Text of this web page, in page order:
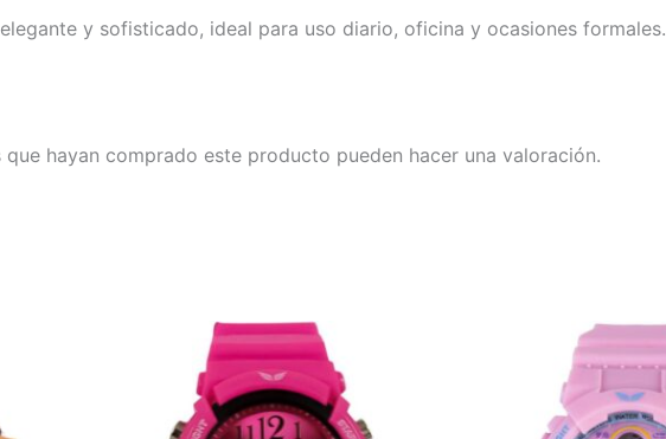
y sofisticado, ideal para uso diario, oficina y ocasiones formales.
hayan comprado este producto pueden hacer una valoración.